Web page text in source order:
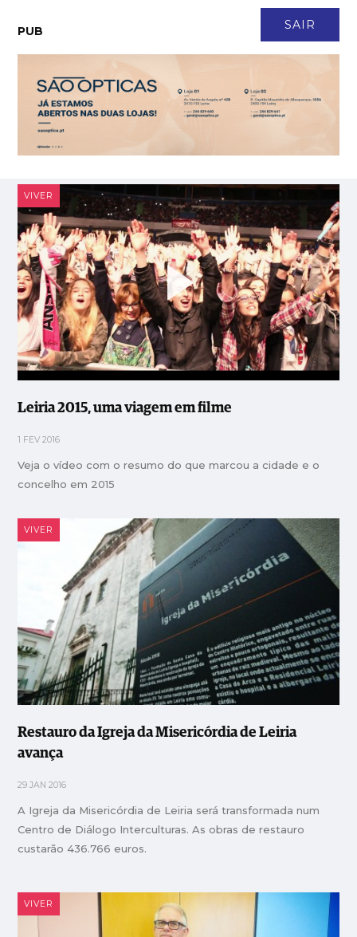
SAIR
PUB
MAIS
Faleceu António Vieira Rodrigues, fundador da Construtora do
VISTAS
Em Angola há 17 anos, Ana Santos é directora financeira de empresa
MAIS VISTAS
MAIS VISTAS Obra ilegal em Monte Redondo avança em desrespeito a embargo
VIVER
Leiria 2015, uma viagem em filme
1 FEV 2016
Veja o vídeo com o resumo do que marcou a cidade e o
concelho em 2015
VIVER
Restauro da Igreja da Misericórdia de Leiria
avança
29 JAN 2016
A Igreja da Misericórdia de Leiria será transformada num
Centro de Diálogo Interculturas. As obras de restauro
custarão 436.766 euros.
VIVER